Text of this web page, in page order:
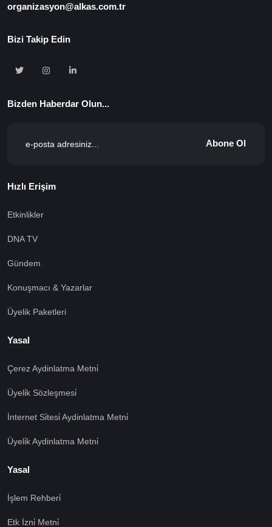
organizasyon@alkas.com.tr
Bizi Takip Edin
Bizden Haberdar Olun...
Abone Ol
Hızlı Erişim
Etkinlikler
DNA TV
Gündem
Konuşmacı & Yazarlar
Üyelik Paketleri
Yasal
Çerez Aydinlatma Metni̇
Üyeli̇k Sözleşmesi̇
İnternet Si̇tesi̇ Aydinlatma Metni̇
Üyeli̇k Aydinlatma Metni̇
Yasal
İşlem Rehberi̇
Etk İzni̇ Metni̇
🍪 Çerez Kullanıyoruz!